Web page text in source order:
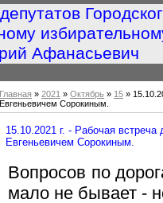
Афанасьевич
Главная » 2021 » Октябрь » 15 »
Евгеньевичем Сорокиным.
15.10.2021 г. - Рабочая
Евгеньевичем Сорокиным.
Вопросов по
мало не бывает -